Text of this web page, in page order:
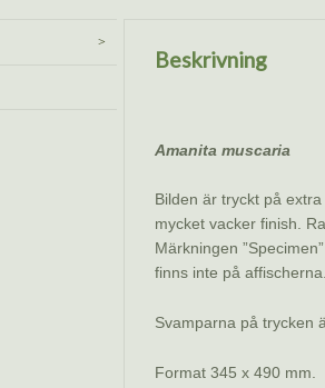
Beskrivning
Amanita muscaria
Bilden är tryckt på
mycket vacker finish.
Märkningen
finns inte på affischerna.
Svamparna på trycken
Format 345 x 490 mm.